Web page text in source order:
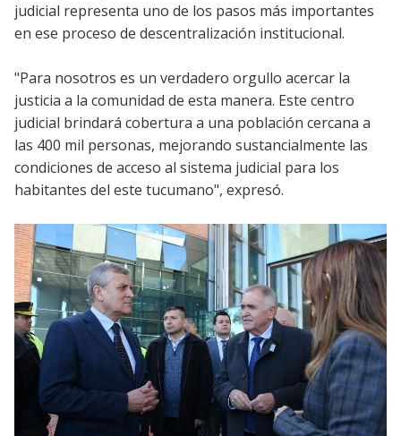
judicial representa uno de los pasos más importantes
en ese proceso de descentralización institucional.
"Para nosotros es un verdadero orgullo acercar la
justicia a la comunidad de esta manera. Este centro
judicial brindará cobertura a una población cercana a
las 400 mil personas, mejorando sustancialmente las
condiciones de acceso al sistema judicial para los
habitantes del este tucumano", expresó.